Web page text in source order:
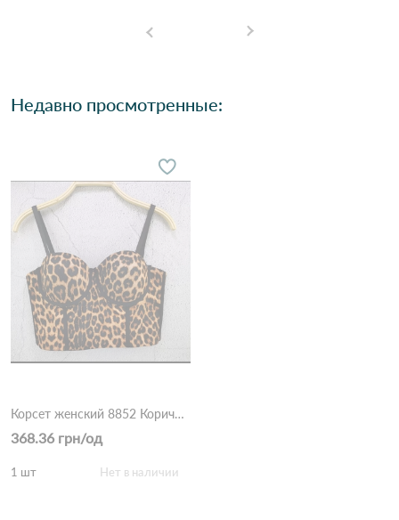
Недавно просмотренные:
Корсет женский 8852 Коричнево-желтый
368.36 грн/од
1 шт Нет в наличии